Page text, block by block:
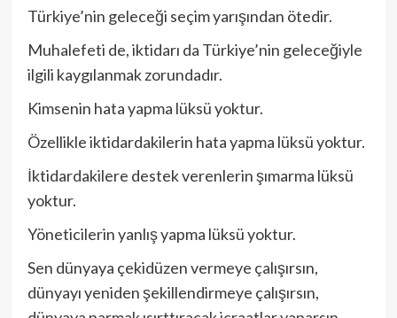
Türkiye’nin geleceği seçim yarışından ötedir.
Muhalefeti de, iktidarı da Türkiye’nin geleceğiyle
ilgili kaygılanmak zorundadır.
Kimsenin hata yapma lüksü yoktur.
Özellikle iktidardakilerin hata yapma lüksü yoktur.
İktidardakilere destek verenlerin şımarma lüksü
yoktur.
Yöneticilerin yanlış yapma lüksü yoktur.
Sen dünyaya çekidüzen vermeye çalışırsın,
dünyayı yeniden şekillendirmeye çalışırsın,